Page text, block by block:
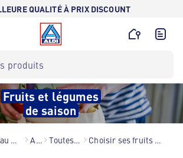
QUALITÉ À PRIX DISCOUNT
Fruits et légumes
de saison
ALDI : nos offres au meilleur prix toute l’année ! Astuces Toutes nos astuces Choisir ses fruits et légumes de saison !